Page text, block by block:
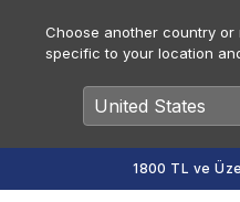
Choose another country
specific to your location
1800 TL ve